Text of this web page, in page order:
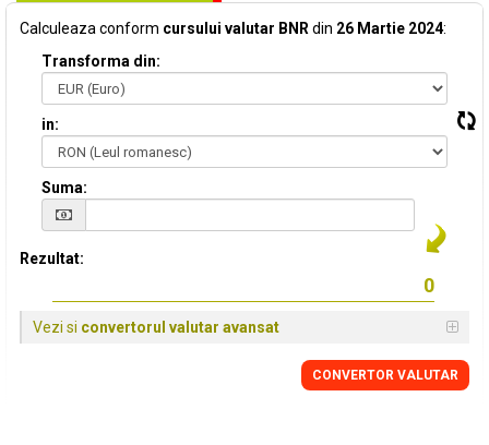
Calculeaza conform cursului valutar BNR din 26 Martie 2024:
Transforma din:
in:
Suma:
Rezultat:
Vezi si convertorul valutar avansat
CONVERTOR VALUTAR